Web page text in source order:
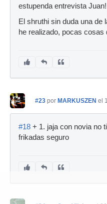
estupenda entrevista Juan!
El shruthi sin duda una de
he realizado, pocas cosas
#23 por MARKUSZEN el
#18 + 1. jaja con novia no
frikadas seguro